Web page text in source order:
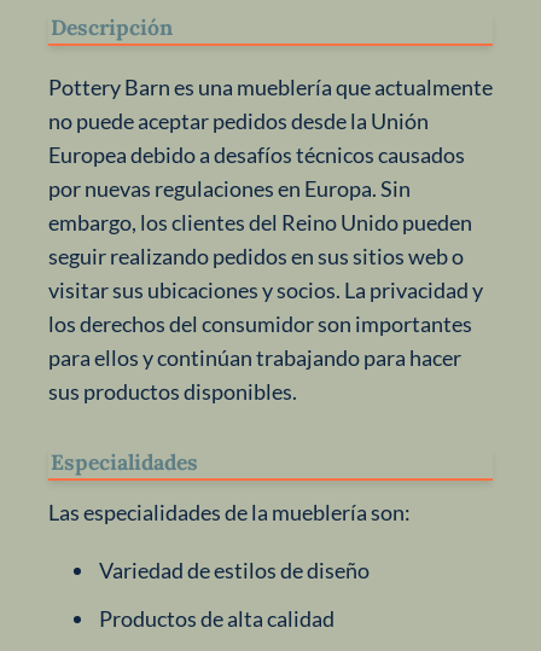
Descripción
Pottery Barn es una mueblería que actualmente
no puede aceptar pedidos desde la Unión
Europea debido a desafíos técnicos causados
por nuevas regulaciones en Europa. Sin
embargo, los clientes del Reino Unido pueden
seguir realizando pedidos en sus sitios web o
visitar sus ubicaciones y socios. La privacidad y
los derechos del consumidor son importantes
para ellos y continúan trabajando para hacer
sus productos disponibles.
Especialidades
Las especialidades de la mueblería son:
Variedad de estilos de diseño
Productos de alta calidad